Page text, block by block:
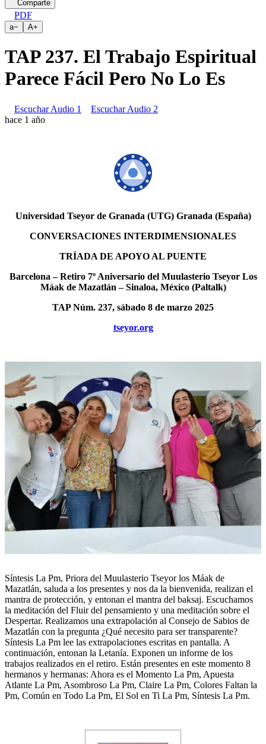
Comparte
PDF
a− A+
TAP 237. El Trabajo Espiritual
Parece Fácil Pero No Lo Es
Escuchar Audio 1
Escuchar Audio 2
hace 1 año
Universidad Tseyor de Granada (UTG) Granada (España)
CONVERSACIONES INTERDIMENSIONALES
TRÍADA DE APOYO AL PUENTE
Barcelona – Retiro 7º Aniversario del Muulasterio Tseyor Los
Máak de Mazatlán – Sinaloa, México (Paltalk)
TAP Núm. 237, sábado 8 de marzo 2025
tseyor.org
Síntesis La Pm, Priora del Muulasterio Tseyor los Máak de
Mazatlán, saluda a los presentes y nos da la bienvenida, realizan el
mantra de protección, y entonan el mantra del baksaj. Escuchamos
la meditación del Fluir del pensamiento y una meditación sobre el
Despertar. Realizamos una extrapolación al Consejo de Sabios de
Mazatlán con la pregunta ¿Qué necesito para ser transparente?
Síntesis La Pm lee las extrapolaciones escritas en pantalla. A
continuación, entonan la Letanía. Exponen un informe de los
trabajos realizados en el retiro. Están presentes en este momento 8
hermanos y hermanas: Ahora es el Momento La Pm, Apuesta
Atlante La Pm, Asombroso La Pm, Claire La Pm, Colores Faltan la
Pm, Común en Todo La Pm, El Sol en Ti La Pm, Síntesis La Pm.